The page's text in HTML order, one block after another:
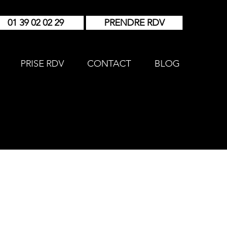
01 39 02 02 29 PRENDRE RDV
PRISE RDV CONTACT BLOG